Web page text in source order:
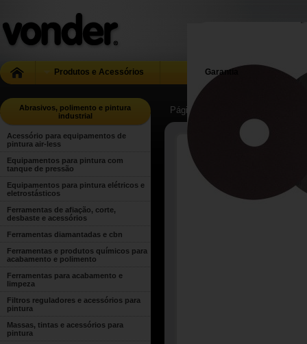
Produtos e Acessórios Garantia
Abrasivos, polimento e pintura
industrial
Acessório para equipamentos de
pintura air-less
Equipamentos para pintura com
tanque de pressão
Equipamentos para pintura elétricos e
eletrostásticos
Ferramentas de afiação, corte,
desbaste e acessórios
Ferramentas diamantadas e cbn
Ferramentas e produtos químicos para
acabamento e polimento
Ferramentas para acabamento e
limpeza
Filtros reguladores e acessórios para
pintura
Massas, tintas e acessórios para
pintura
Página Inicial